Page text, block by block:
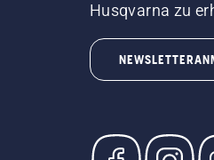
Husqvarna zu